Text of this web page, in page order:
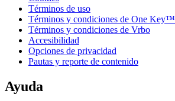
Términos de uso
Términos y condiciones de One Key™
Términos y condiciones de Vrbo
Accesibilidad
Opciones de privacidad
Pautas y reporte de contenido
Ayuda